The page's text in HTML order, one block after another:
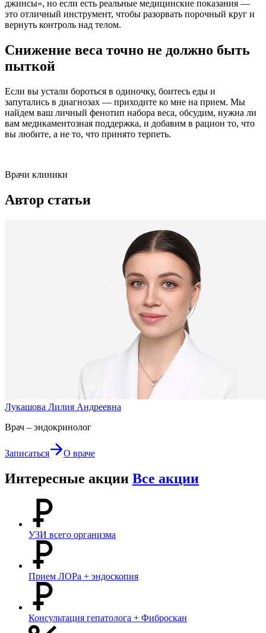
джинсы», но если есть реальные медицинские показания —
это отличный инструмент, чтобы разорвать порочный круг и
вернуть контроль над телом.
Снижение веса точно не должно быть
пыткой
Если вы устали бороться в одиночку, боитесь еды и
запутались в диагнозах — приходите ко мне на прием. Мы
найдем ваш личный фенотип набора веса, обсудим, нужна ли
вам медикаментозная поддержка, и добавим в рацион то, что
вы любите, а не то, что принято терпеть.
Врачи клиники
Автор статьи
Лукашова Лилия Андреевна
Врач – эндокринолог
Записаться О враче
Интересные акции Все акции
УЗИ всего организма
Прием ЛОРа + эндоскопия
Консультация гепатолога + Фиброскан